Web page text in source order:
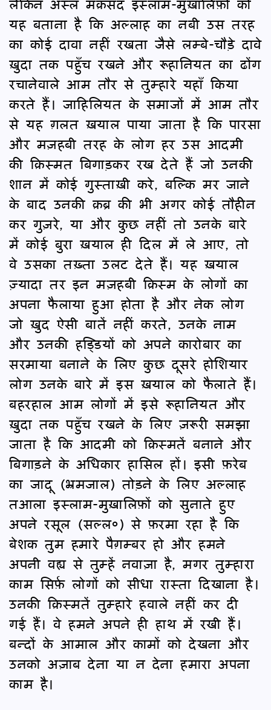
यह बताना है कि अल्लाह का नबी उस तरह
का कोई दावा नहीं रखता जैसे लम्बे-चौड़े दावे
ख़ुदा तक पहुँच रखने और रूहानियत का ढोंग
रचानेवाले आम तौर से तुम्हारे यहाँ किया
करते हैं। जाहिलियत के समाजों में आम तौर
से यह ग़लत ख़याल पाया जाता है कि पारसा
और मज़हबी तरह के लोग हर उस आदमी
की क़िस्मत बिगाड़कर रख देते हैं जो उनकी
शान में कोई गुस्ताख़ी करे, बल्कि मर जाने
के बाद उनकी क़ब्र की भी अगर कोई तौहीन
कर गुज़रे, या और कुछ नहीं तो उनके बारे
में कोई बुरा ख़याल ही दिल में ले आए, तो
वे उसका तख़्ता उलट देते हैं। यह ख़याल
ज़्यादा तर इन मज़हबी क़िस्म के लोगों का
अपना फैलाया हुआ होता है और नेक लोग
जो ख़ुद ऐसी बातें नहीं करते, उनके नाम
और उनकी हड्डियों को अपने कारोबार का
सरमाया बनाने के लिए कुछ दूसरे होशियार
लोग उनके बारे में इस ख़याल को फैलाते हैं।
बहरहाल आम लोगों में इसे रूहानियत और
ख़ुदा तक पहुँच रखने के लिए ज़रूरी समझा
जाता है कि आदमी को क़िस्मतें बनाने और
बिगाड़ने के अधिकार हासिल हों। इसी फ़रेब
का जादू (भ्रमजाल) तोड़ने के लिए अल्लाह
तआला इस्लाम-मुख़ालिफ़ों को सुनाते हुए
अपने रसूल (सल्ल०) से फ़रमा रहा है कि
बेशक तुम हमारे पैग़म्बर हो और हमने
अपनी वह्य से तुम्हें नवाज़ा है, मगर तुम्हारा
काम सिर्फ़ लोगों को सीधा रास्ता दिखाना है।
उनकी क़िस्मतें तुम्हारे हवाले नहीं कर दी
गई हैं। वे हमने अपने ही हाथ में रखी हैं।
बन्दों के आमाल और कामों को देखना और
उनको अज़ाब देना या न देना हमारा अपना
काम है।